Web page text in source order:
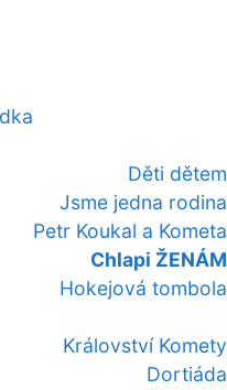
Děti dětem
Jsme jedna rodina
Petr Koukal a Kometa
Chlapi ŽENÁM
Hokejová tombola
Království Komety
Dortiáda